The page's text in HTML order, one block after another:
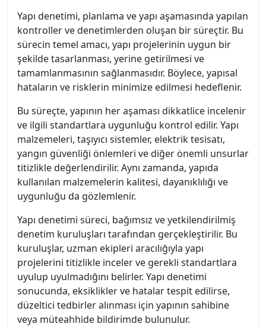
Yapı denetimi, planlama ve yapı aşamasında yapılan
kontroller ve denetimlerden oluşan bir süreçtir. Bu
sürecin temel amacı, yapı projelerinin uygun bir
şekilde tasarlanması, yerine getirilmesi ve
tamamlanmasının sağlanmasıdır. Böylece, yapısal
hataların ve risklerin minimize edilmesi hedeflenir.
Bu süreçte, yapının her aşaması dikkatlice incelenir
ve ilgili standartlara uygunluğu kontrol edilir. Yapı
malzemeleri, taşıyıcı sistemler, elektrik tesisatı,
yangın güvenliği önlemleri ve diğer önemli unsurlar
titizlikle değerlendirilir. Aynı zamanda, yapıda
kullanılan malzemelerin kalitesi, dayanıklılığı ve
uygunluğu da gözlemlenir.
Yapı denetimi süreci, bağımsız ve yetkilendirilmiş
denetim kuruluşları tarafından gerçekleştirilir. Bu
kuruluşlar, uzman ekipleri aracılığıyla yapı
projelerini titizlikle inceler ve gerekli standartlara
uyulup uyulmadığını belirler. Yapı denetimi
sonucunda, eksiklikler ve hatalar tespit edilirse,
düzeltici tedbirler alınması için yapının sahibine
veya müteahhide bildirimde bulunulur.